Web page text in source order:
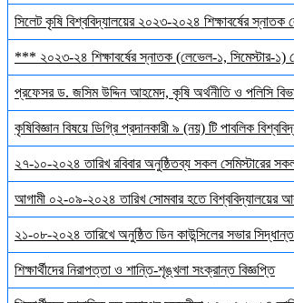
সিলেট কৃষি বিশ্ববিদ্যালয়ের ২০২৩-২০২৪ শিক্ষাবর্ষের স্নাতক
*** ২০২৩-২৪ শিক্ষাবর্ষের স্নাতক (লেভেল-১, সিমেস্টার-১)
প্রফেসর ড. জসিম উদ্দিন আহমেদ, কৃষি অর্থনীতি ও পলিসি
কৃষিবিজ্ঞান বিষয়ে ডিগ্রি প্রদানকারী ৯ (নয়) টি পাবলিক
২৭-১০-২০২৪ তারিখ রবিবার অনুষ্ঠিতব্য সকল সেমিস্টারের
আগামী ০২-০৯-২০২৪ তারিখ সোমবার হতে বিশ্ববিদ্যালয়ের
২১-০৮-২০২৪ তারিখে অনুষ্ঠিত ডিন কাউন্সিলের সভার
শিক্ষার্থীদের নিরাপত্তা ও শান্তি-শৃঙ্খলা সংক্রান্ত বিজ্ঞপ্তি